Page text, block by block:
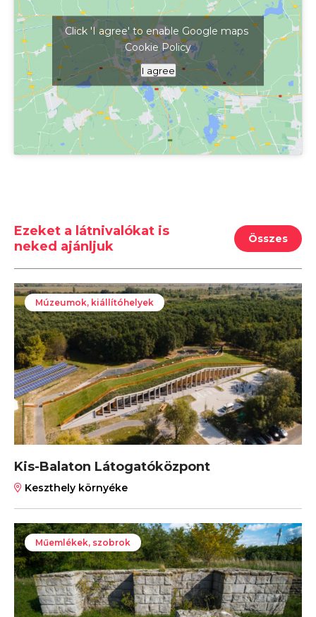
Kattints ide a térkép megjelenítéséhez
Click 'I agree' to enable Google maps
Cookie Policy
I agree
Ezeket a látnivalókat is
neked ajánljuk
Összes
Múzeumok, kiállítóhelyek
Kis-Balaton Látogatóközpont
Keszthely környéke
Műemlékek, szobrok